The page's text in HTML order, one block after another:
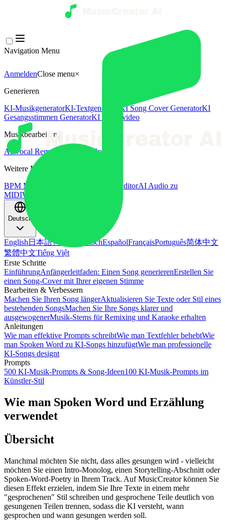
Navigation Menu
AnmeldenClose menu×
Generieren
KI-MusikgeneratorKI-Textgenerator KI Song Cover GeneratorKI
Gesangsstimmen GeneratorKI Musikvideo
Musikbearbeitung
AI Vocal Remover
KI-Stem-Splitter
Weitere Musikwerkzeuge
BPM Messer
AI MIDI EditorAI Audio zu
MIDIWeitere Tools
Deutsch
English 日本語한국어 DeutschEspañolFrançaisPortuguês简体中文
繁體中文Tiếng Việt
Erste Schritte
EinführungAnfängerleitfaden: Einen Song generierenErstellen Sie
einen Song-Cover mit Ihrer eigenen Stimme
Bearbeiten & Verbessern
Machen Sie Ihren Song längerAktualisieren Sie Texte oder Stil eines
bestehenden SongsMachen Sie Ihre Songs klarer und
ausgewogenerMusik-Stems für Remixing und Karaoke erhalten
Anleitungen
Wie man effektive Prompts schreibtWie man Textfehler behebtWie
man Spoken Word zu KI-Songs hinzufügtWie man professionelle
KI-Songs designt
Prompts
500 KI-Musik-Prompts & Song-Ideen100 KI-Musik-Prompts im
Künstler-Stil
Wie man Spoken Word und Erzählung
verwendet
Übersicht
Manchmal möchten Sie nicht, dass alles gesungen wird - vielleicht
möchten Sie einen Intro-Monolog, einen Storytelling-Abschnitt oder
Spoken-Word-Poetry in Ihrem Track. Auf MusicCreator können Sie
diesen Effekt erzielen, indem Sie Ihre Texte in einem mehr
"gesprochenen" Stil schreiben und gesprochene Teile deutlich von
gesungenen Teilen trennen, sodass die KI versteht, wann
gesprochen und wann gesungen werden soll.